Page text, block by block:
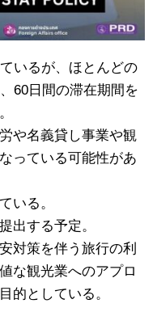
いるが、ほとんどの
60日間の滞在期間を
や名義貸し事業や観
っている可能性があ
いる。
出する予定。
対策を伴う旅行の利
な観光業へのアプロ
的としている。